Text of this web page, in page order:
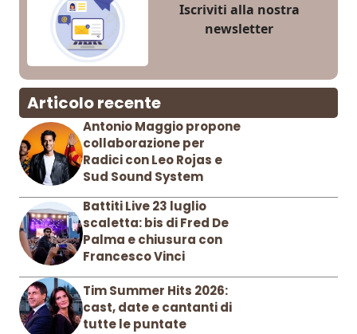
Iscriviti alla nostra
newsletter
Articolo recente
Antonio Maggio propone
collaborazione per
Radici con Leo Rojas e
Sud Sound System
Battiti Live 23 luglio
scaletta: bis di Fred De
Palma e chiusura con
Francesco Vinci
Tim Summer Hits 2026:
cast, date e cantanti di
tutte le puntate